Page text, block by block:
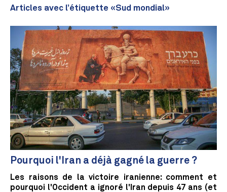
Articles avec l’étiquette «Sud mondial»
Pourquoi l'Iran a déjà gagné la guerre ?
Les raisons de la victoire iranienne: comment et
pourquoi l'Occident a ignoré l'Iran depuis 47 ans (et